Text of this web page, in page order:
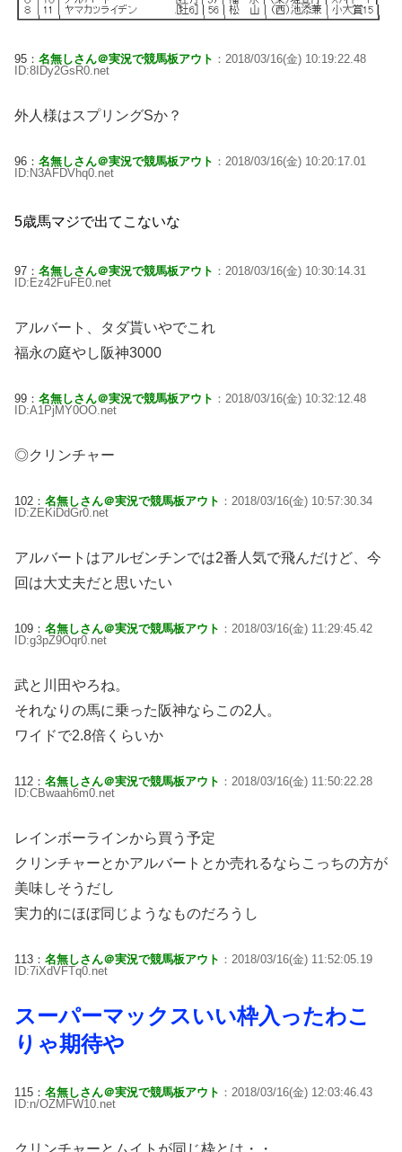
95： 名無しさん＠実況で競馬板アウト ：2018/03/16(金) 10:19:22.48
ID:8IDy2GsR0.net
外人様はスプリングSか？
96： 名無しさん＠実況で競馬板アウト ：2018/03/16(金) 10:20:17.01
ID:N3AFDVhq0.net
5歳馬マジで出てこないな
97： 名無しさん＠実況で競馬板アウト ：2018/03/16(金) 10:30:14.31
ID:Ez42FuFE0.net
アルバート、タダ貰いやでこれ
福永の庭やし阪神3000
99： 名無しさん＠実況で競馬板アウト ：2018/03/16(金) 10:32:12.48
ID:A1PjMY0OO.net
◎クリンチャー
102： 名無しさん＠実況で競馬板アウト ：2018/03/16(金) 10:57:30.34
ID:ZEKiDdGr0.net
アルバートはアルゼンチンでは2番人気で飛んだけど、今
回は大丈夫だと思いたい
109： 名無しさん＠実況で競馬板アウト ：2018/03/16(金) 11:29:45.42
ID:g3pZ9Oqr0.net
武と川田やろね。
それなりの馬に乗った阪神ならこの2人。
ワイドで2.8倍くらいか
112： 名無しさん＠実況で競馬板アウト ：2018/03/16(金) 11:50:22.28
ID:CBwaah6m0.net
レインボーラインから買う予定
クリンチャーとかアルバートとか売れるならこっちの方が
美味しそうだし
実力的にほぼ同じようなものだろうし
113： 名無しさん＠実況で競馬板アウト ：2018/03/16(金) 11:52:05.19
ID:7iXdVFTq0.net
スーパーマックスいい枠入ったわこ
りゃ期待や
115： 名無しさん＠実況で競馬板アウト ：2018/03/16(金) 12:03:46.43
ID:n/OZMFW10.net
クリンチャーとムイトが同じ枠とは・・